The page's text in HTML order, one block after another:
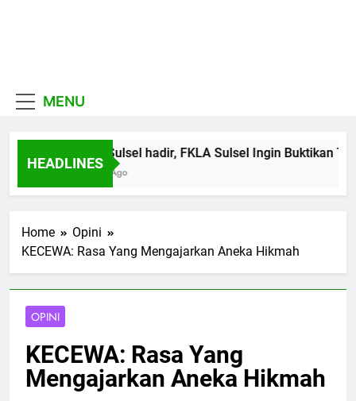
MENU
HEADLINES
MUI Sulsel hadir, FKLA Sulsel Ingin Buktikan
7 Hari Ago
Home
Opini
KECEWA: Rasa Yang Mengajarkan Aneka Hikmah
OPINI
KECEWA: Rasa Yang
Mengajarkan Aneka Hikmah